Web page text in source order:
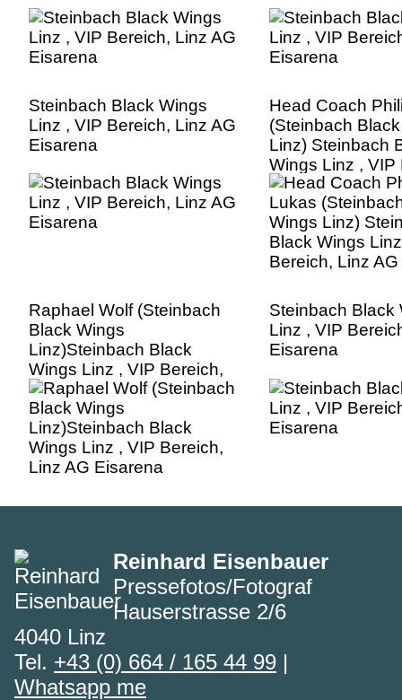
Steinbach Black Wings
Linz , VIP Bereich, Linz AG
Eisarena
Head Coach
(Steinbach
Linz) Steinbach
Wings Linz , VIP
Linz AG
Raphael Wolf (Steinbach
Black Wings
Linz)Steinbach Black
Wings Linz , VIP Bereich,
Linz AG Eisarena
Steinbach Black
Linz , VIP
Eisarena
Reinhard Eisenbauer
Pressefotos/Fotograf
Hauserstrasse 2/6
4040 Linz
Tel. +43 (0) 664 / 165 44 99 |
Whatsapp me